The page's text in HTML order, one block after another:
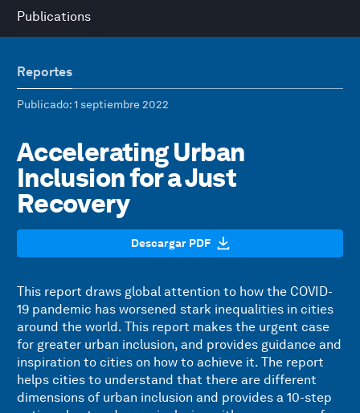
Publications
Reportes
Publicado: 1 septiembre 2022
Accelerating Urban
Inclusion for a Just
Recovery
Descargar PDF
This report draws global attention to how the COVID-
19 pandemic has worsened stark inequalities in cities
around the world. This report makes the urgent case
for greater urban inclusion, and provides guidance and
inspiration to cities on how to achieve it. The report
helps cities to understand that there are different
dimensions of urban inclusion and provides a 10-step